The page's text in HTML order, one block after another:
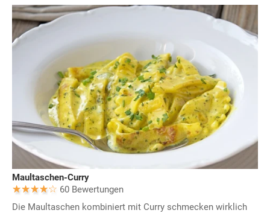
Maultaschen-Curry
60 Bewertungen
Die Maultaschen kombiniert mit Curry schmecken wirklich